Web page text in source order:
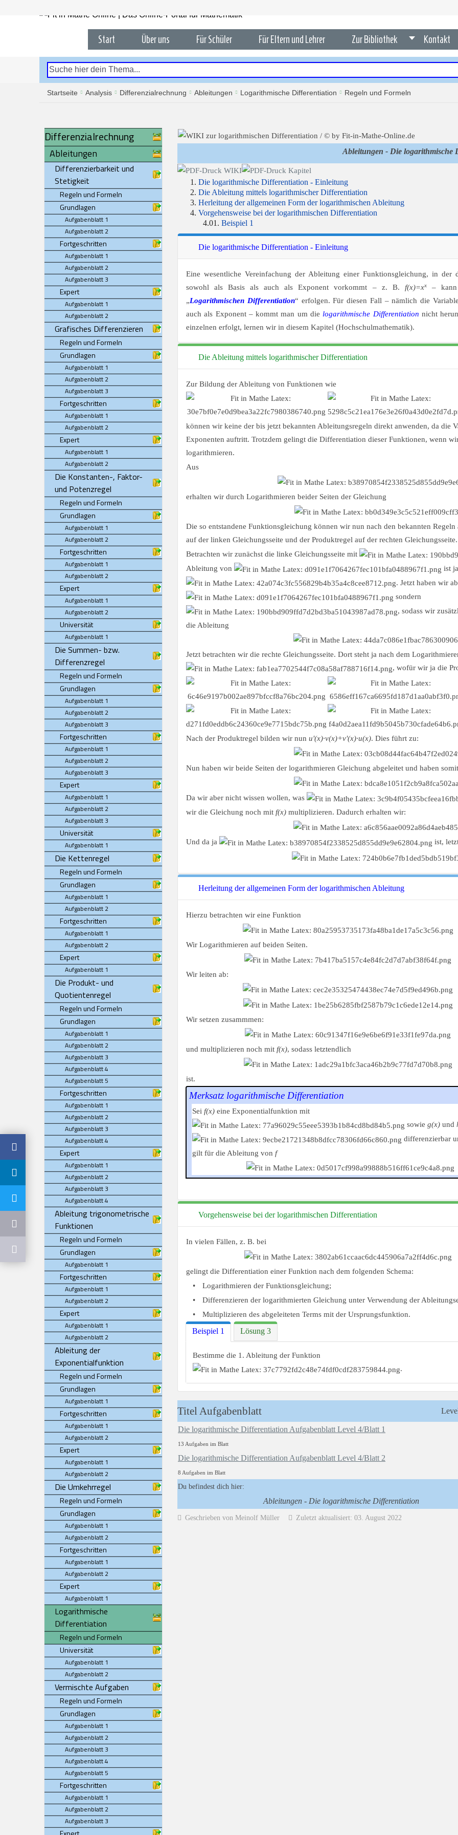
Start Über uns Für Schüler Für Eltern und Lehrer Zur Bibliothek Kontakt
Startseite Analysis Differenzialrechnung Ableitungen Logarithmische Differentiation Regeln und Formeln
Differenzialrechnung
Ableitungen
Differenzierbarkeit und
Stetigkeit
Regeln und Formeln
Grundlagen
Aufgabenblatt 1
Aufgabenblatt 2
Fortgeschritten
Aufgabenblatt 1
Aufgabenblatt 2
Aufgabenblatt 3
Expert
Aufgabenblatt 1
Aufgabenblatt 2
Grafisches Differenzieren
Regeln und Formeln
Grundlagen
Aufgabenblatt 1
Aufgabenblatt 2
Aufgabenblatt 3
Fortgeschritten
Aufgabenblatt 1
Aufgabenblatt 2
Expert
Aufgabenblatt 1
Aufgabenblatt 2
Die Konstanten-, Faktor-
und Potenzregel
Regeln und Formeln
Grundlagen
Aufgabenblatt 1
Aufgabenblatt 2
Fortgeschritten
Aufgabenblatt 1
Aufgabenblatt 2
Expert
Aufgabenblatt 1
Aufgabenblatt 2
Universität
Aufgabenblatt 1
Die Summen- bzw.
Differenzregel
Regeln und Formeln
Grundlagen
Aufgabenblatt 1
Aufgabenblatt 2
Aufgabenblatt 3
Fortgeschritten
Aufgabenblatt 1
Aufgabenblatt 2
Aufgabenblatt 3
Expert
Aufgabenblatt 1
Aufgabenblatt 2
Aufgabenblatt 3
Universität
Aufgabenblatt 1
Die Kettenregel
Regeln und Formeln
Grundlagen
Aufgabenblatt 1
Aufgabenblatt 2
Fortgeschritten
Aufgabenblatt 1
Aufgabenblatt 2
Expert
Aufgabenblatt 1
Die Produkt- und
Quotientenregel
Regeln und Formeln
Grundlagen
Aufgabenblatt 1
Aufgabenblatt 2
Aufgabenblatt 3
Aufgabenblatt 4
Aufgabenblatt 5
Fortgeschritten
Aufgabenblatt 1
Aufgabenblatt 2
Aufgabenblatt 3
Aufgabenblatt 4
Expert
Aufgabenblatt 1
Aufgabenblatt 2
Aufgabenblatt 3
Aufgabenblatt 4
Ableitung trigonometrische
Funktionen
Regeln und Formeln
Grundlagen
Aufgabenblatt 1
Fortgeschritten
Aufgabenblatt 1
Aufgabenblatt 2
Expert
Aufgabenblatt 1
Aufgabenblatt 2
Ableitung der
Exponentialfunktion
Regeln und Formeln
Grundlagen
Aufgabenblatt 1
Fortgeschritten
Aufgabenblatt 1
Aufgabenblatt 2
Expert
Aufgabenblatt 1
Aufgabenblatt 2
Die Umkehrregel
Regeln und Formeln
Grundlagen
Aufgabenblatt 1
Aufgabenblatt 2
Fortgeschritten
Aufgabenblatt 1
Aufgabenblatt 2
Expert
Aufgabenblatt 1
Logarithmische
Differentiation
Regeln und Formeln
Universität
Aufgabenblatt 1
Aufgabenblatt 2
Vermischte Aufgaben
Regeln und Formeln
Grundlagen
Aufgabenblatt 1
Aufgabenblatt 2
Aufgabenblatt 3
Aufgabenblatt 4
Aufgabenblatt 5
Fortgeschritten
Aufgabenblatt 1
Aufgabenblatt 2
Aufgabenblatt 3
Ableitungen - Die logarithmische
Die logarithmische Differentiation - Einleitung
Die Ableitung mittels logarithmischer Differentiation
Herleitung der allgemeinen Form der logarithmischen Ableitung
Vorgehensweise bei der logarithmischen Differentiation
Beispiel 1
Die logarithmische Differentiation - Einleitung
Eine wesentliche Vereinfachung der Ableitung einer Funktionsgleichung, in der
sowohl als Basis als auch als Exponent vorkommt – z. B. f(x)=xx– kann
„Logarithmischen Differentiation“ erfolgen. Für diesen Fall – nämlich die
auch als Exponent – kommt man um dielogarithmische Differentiation nicht
einzelnen erfolgt, lernen wir in diesem Kapitel (Hochschulmathematik).
Die Ableitung mittels logarithmischer Differentiation
Zur Bildung der Ableitung von Funktionen wie
können wir keine der bis jetzt bekannten Ableitungsregeln direkt anwenden, da die
Exponenten auftritt. Trotzdem gelingt die Differentiation dieser Funktionen, wenn
logarithmieren.
Aus
erhalten wir durch Logarithmieren beider Seiten der Gleichung
Die so entstandene Funktionsgleichung können wir nun nach den bekannten
auf der linken Gleichungsseite und der Produktregel auf der rechten Gleichungsseite.
Betrachten wir zunächst die linke Gleichungsseite mit
Ableitung von
ist ja
. Jetzt haben wir
sondern
, sodass wir
die Ableitung
Jetzt betrachten wir die rechte Gleichungsseite. Dort steht ja nach dem
, wofür wir ja die
Nach der Produktregel bilden wir nun u'(x)∙v(x)+v'(x)∙u(x). Dies führt zu:
Nun haben wir beide Seiten der logarithmieren Gleichung abgeleitet und haben
Da wir aber nicht wissen wollen, was
wir die Gleichung noch mit f(x) multiplizieren. Dadurch erhalten wir:
Und da ja ist,
Herleitung der allgemeinen Form der logarithmischen Ableitung
Hierzu betrachten wir eine Funktion
Wir Logarithmieren auf beiden Seiten.
Wir leiten ab:
Wir setzen zusammmen:
und multiplizieren noch mit f(x), sodass letztendlich
ist.
Merksatz logarithmische Differentiation
Sei f(x) eine Exponentialfunktion mit
sowie g(x) und
differenzierbar
gilt für die Ableitung von f
Vorgehensweise bei der logarithmischen Differentiation
In vielen Fällen, z. B. bei
gelingt die Differentiation einer Funktion nach dem folgenden Schema:
•
Logarithmieren der Funktionsgleichung;
•
Differenzieren der logarithmierten Gleichung unter Verwendung der
•
Multiplizieren des abgeleiteten Terms mit der Ursprungsfunktion.
Beispiel 1 Lösung 3
Bestimme die 1. Ableitung der Funktion
.
Titel Aufgabenblatt
Die logarithmische Differentiation Aufgabenblatt Level 4/Blatt 1
13 Aufgaben im Blatt
Die logarithmische Differentiation Aufgabenblatt Level 4/Blatt 2
8 Aufgaben im Blatt
Du befindest dich hier:
Ableitungen - Die logarithmische Differentiation
Geschrieben von Meinolf Müller Zuletzt aktualisiert: 03. August 2022